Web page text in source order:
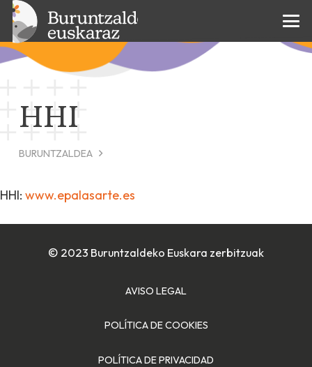
HHI
BURUNTZALDEA
HHI: www.epalasarte.es
© 2023 Buruntzaldeko Euskara zerbitzuak
AVISO LEGAL
POLÍTICA DE COOKIES
POLÍTICA DE PRIVACIDAD